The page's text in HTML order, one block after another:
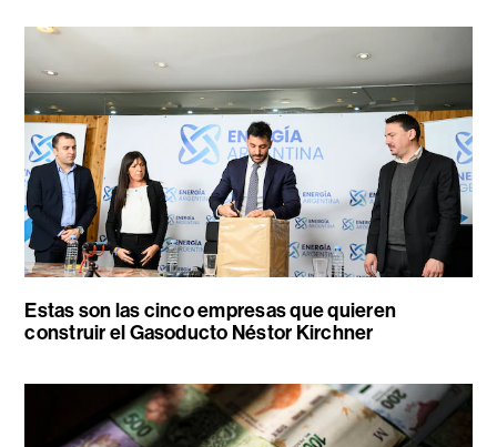
Estas son las cinco empresas que quieren
construir el Gasoducto Néstor Kirchner